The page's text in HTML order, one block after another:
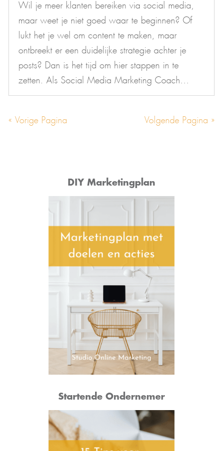
Wil je meer klanten bereiken via social media,
maar weet je niet goed waar te beginnen? Of
lukt het je wel om content te maken, maar
ontbreekt er een duidelijke strategie achter je
posts? Dan is het tijd om hier stappen in te
zetten. Als Social Media Marketing Coach...
« Vorige Pagina Volgende Pagina »
DIY Marketingplan
Startende Ondernemer